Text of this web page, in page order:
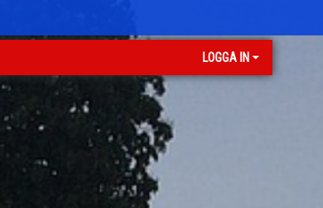
LOGGA IN